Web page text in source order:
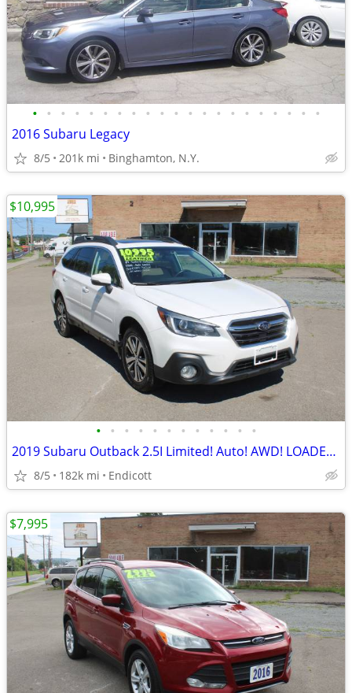
• • • • • • • • • • • • • • • • • • • • •
2016 Subaru Legacy
8/5 201k mi Binghamton, N.Y.
• • • • • • • • • • • •
2019 Subaru Outback 2.5I Limited! Auto! AWD! LOADED! 1-Owner!
8/5 182k mi Endicott
$10,995
$7,995